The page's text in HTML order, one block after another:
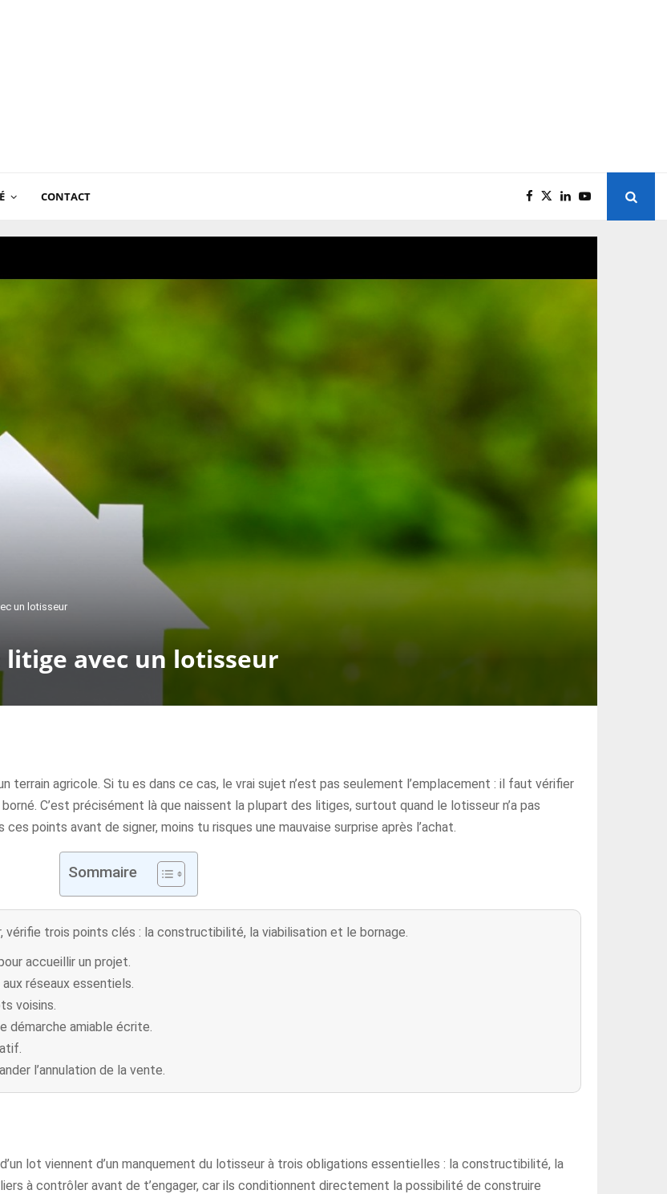
CONTACT
un lotisseur
litige avec un lotisseur
terrain agricole. Si tu es dans ce cas, le vrai sujet n’est pas seulement l’emplacement : il faut vérifier
C’est précisément là que naissent la plupart des litiges, surtout quand le lotisseur n’a pas
points avant de signer, moins tu risques une mauvaise surprise après l’achat.
Sommaire
vérifie trois points clés : la constructibilité, la viabilisation et le bornage.
accueillir un projet.
réseaux essentiels.
voisins.
démarche amiable écrite.
l’annulation de la vente.
lot viennent d’un manquement du lotisseur à trois obligations essentielles : la constructibilité, la
à contrôler avant de t’engager, car ils conditionnent directement la possibilité de construire